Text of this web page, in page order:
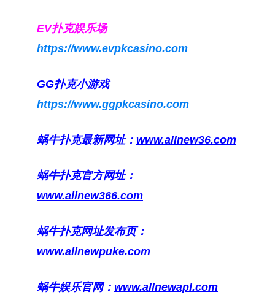
EV扑克娱乐场
https://www.evpkcasino.com
GG扑克小游戏
https://www.ggpkcasino.com
蜗牛扑克最新网址： www.allnew36.com
蜗牛扑克官方网址：
www.allnew366.com
蜗牛扑克网址发布页：
www.allnewpuke.com
蜗牛娱乐官网： www.allnewapl.com